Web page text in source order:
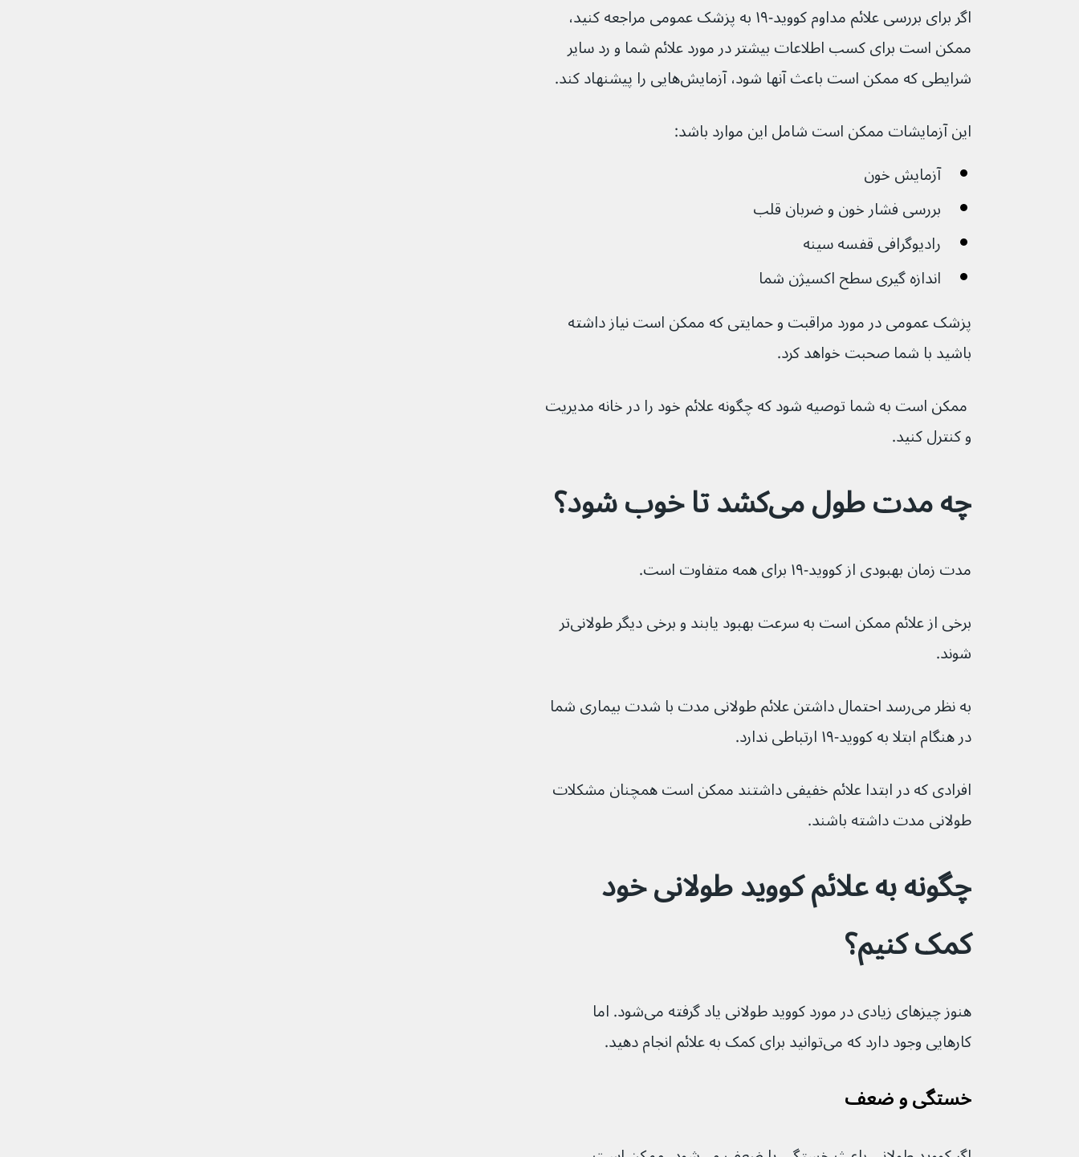
اگر برای بررسی علائم مداوم کووید-۱۹ به پزشک عمومی مراجعه کنید،
ممکن است برای کسب اطلاعات بیشتر در مورد علائم شما و رد سایر
شرایطی که ممکن است باعث آنها شود، آزمایش‌هایی را پیشنهاد کند.
این آزمایشات ممکن است شامل این موارد باشد:
آزمایش خون
بررسی فشار خون و ضربان قلب
رادیوگرافی قفسه سینه
اندازه گیری سطح اکسیژن شما
پزشک عمومی در مورد مراقبت و حمایتی که ممکن است نیاز داشته
باشید با شما صحبت خواهد کرد.
ممکن است به شما توصیه شود که چگونه علائم خود را در خانه مدیریت
و کنترل کنید.
چه مدت طول می‌کشد تا خوب شود؟
مدت زمان بهبودی از کووید-۱۹ برای همه متفاوت است.
برخی از علائم ممکن است به سرعت بهبود یابند و برخی دیگر طولانی‌تر
شوند.
به نظر می‌رسد احتمال داشتن علائم طولانی مدت با شدت بیماری شما
در هنگام ابتلا به کووید-۱۹ ارتباطی ندارد.
افرادی که در ابتدا علائم خفیفی داشتند ممکن است همچنان مشکلات
طولانی مدت داشته باشند.
چگونه به علائم کووید طولانی خود
کمک کنیم؟
هنوز چیزهای زیادی در مورد کووید طولانی یاد گرفته می‌شود. اما
کارهایی وجود دارد که می‌توانید برای کمک به علائم انجام دهید.
خستگی و ضعف